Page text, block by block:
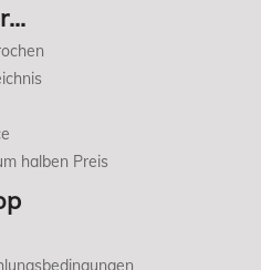
halben Preis